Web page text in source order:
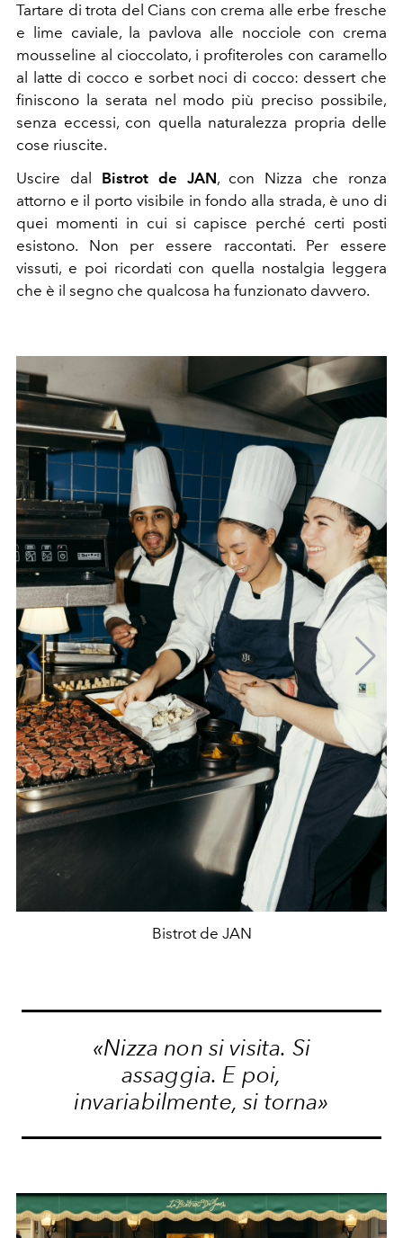
Tartare di trota del Cians con crema alle erbe fresche
e lime caviale, la pavlova alle nocciole con crema
mousseline al cioccolato, i profiteroles con caramello
al latte di cocco e sorbet noci di cocco: dessert che
finiscono la serata nel modo più preciso possibile,
senza eccessi, con quella naturalezza propria delle
cose riuscite.
Uscire dal Bistrot de JAN, con Nizza che ronza
attorno e il porto visibile in fondo alla strada, è uno di
quei momenti in cui si capisce perché certi posti
esistono. Non per essere raccontati. Per essere
vissuti, e poi ricordati con quella nostalgia leggera
che è il segno che qualcosa ha funzionato davvero.
Bistrot de JAN
«Nizza non si visita. Si
assaggia. E poi,
invariabilmente, si torna»